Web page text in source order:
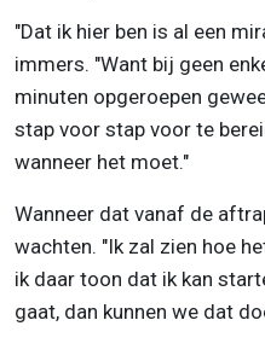
"Dat ik hier ben is al een
immers. "Want bij geen
minuten opgeroepen
stap voor stap voor te
wanneer het moet."
Wanneer dat vanaf de
wachten. "Ik zal zien hoe
ik daar toon dat ik kan
gaat, dan kunnen we dat